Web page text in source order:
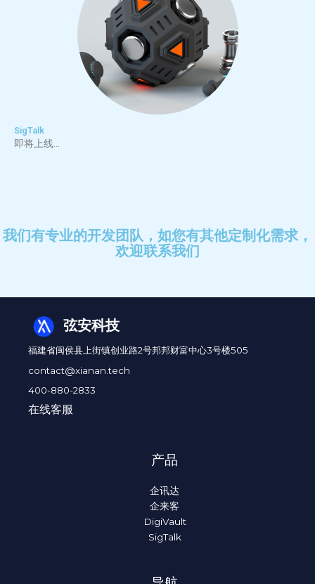
SigTalk
即将上线…
我们有专业的开发团队，如您有其他定制化需求，
欢迎联系我们
弦安科技
福建省闽侯县上街镇创业路2号邦邦财富中心3号楼505
contact@xianan.tech
400-880-2833
在线客服
产品
企讯达
企来客
DigiVault
SigTalk